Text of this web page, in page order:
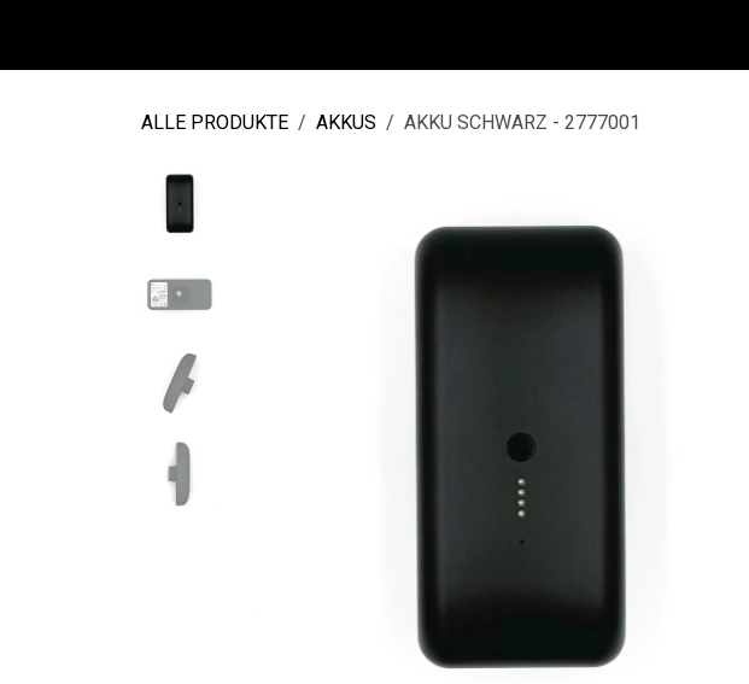
ALLE PRODUKTE AKKUS AKKU SCHWARZ - 2777001